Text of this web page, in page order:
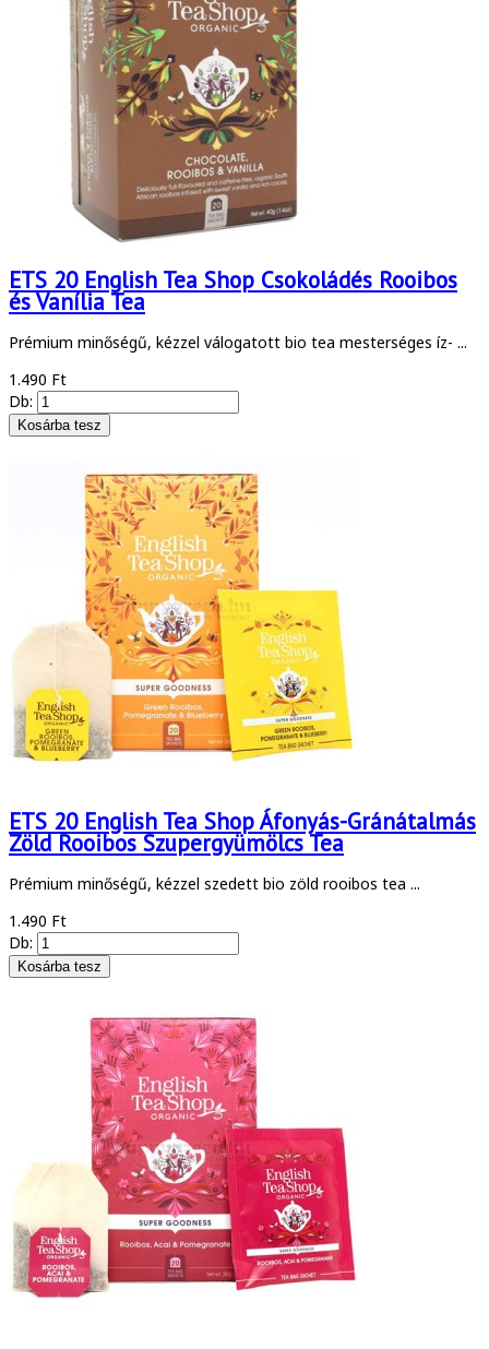
ETS 20 English Tea Shop Csokoládés Rooibos
és Vanília Tea
Prémium minőségű, kézzel válogatott bio tea mesterséges íz- ...
1.490 Ft
Db:
ETS 20 English Tea Shop Áfonyás-Gránátalmás
Zöld Rooibos Szupergyümölcs Tea
Prémium minőségű, kézzel szedett bio zöld rooibos tea ...
1.490 Ft
Db: